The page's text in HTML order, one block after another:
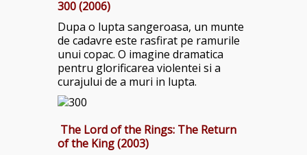
300 (2006)
Dupa o lupta sangeroasa, un munte
de cadavre este rasfirat pe ramurile
unui copac. O imagine dramatica
pentru glorificarea violentei si a
curajului de a muri in lupta.
The Lord of the Rings: The Return
of the King (2003)